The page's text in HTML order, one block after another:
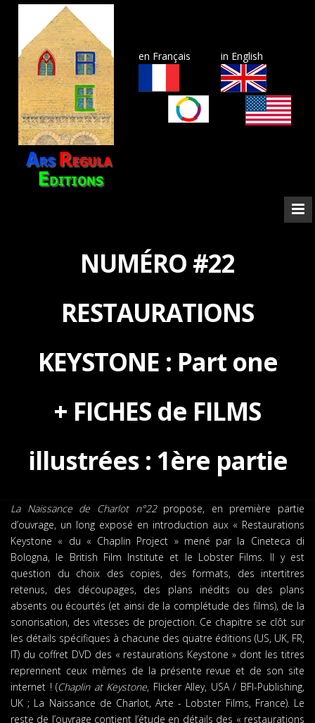
in English
en Français
NUMÉRO #22
RESTAURATIONS
KEYSTONE : Part one
+ FICHES de FILMS
illustrées : 1ère partie
La Naissance de Charlot n°22propose, en première partie
d’ouvrage, un long exposé en introduction aux « Restaurations
Keystone « du « Chaplin Project » mené par la Cineteca di
Bologna, le British Film Institute et le Lobster Films. Il y est
question du choix des copies, des formats, des intertitres
retenus, des découpages, des plans inédits ou des plans
absents ou écourtés (et ainsi de la complétude des films), de la
sonorisation, des vitesses de projection. Ce chapitre se clôt sur
les détails spécifiques à chacune des quatre éditions (US, UK, FR,
IT) du coffret DVD des « restaurations Keystone » dont les titres
reprennent ceux mêmes de la présente revue et de son site
internet ! (Chaplin at Keystone, Flicker Alley, USA / BFI-Publishing,
UK ; La Naissance de Charlot, Arte - Lobster Films, France). Le
reste de l’ouvrage contient l’étude en détails des « restaurations